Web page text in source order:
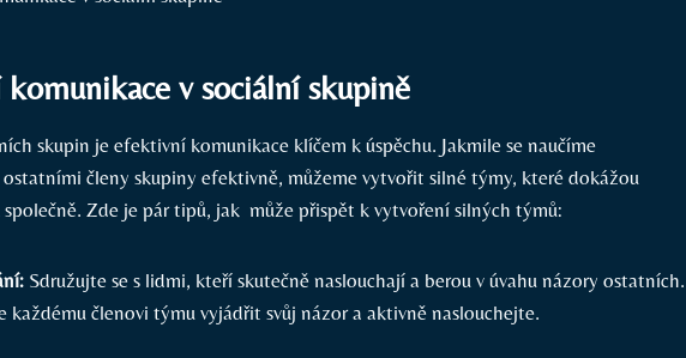
​v sociální ⁢skupině
skupin ​je efektivní komunikace klíčem k ⁤úspěchu.‌ Jakmile se naučíme
členy skupiny efektivně, můžeme vytvořit ⁣silné týmy, které dokážou
Zde je ⁣pár‌ tipů, jak ​ může přispět k⁣ vytvoření silných týmů:
Sdružujte​ se ​s lidmi, ⁤kteří skutečně naslouchají ⁣a berou v úvahu názory⁣ ostatních.‍
každému členovi týmu vyjádřit svůj‍ názor ⁢a aktivně naslouchejte.